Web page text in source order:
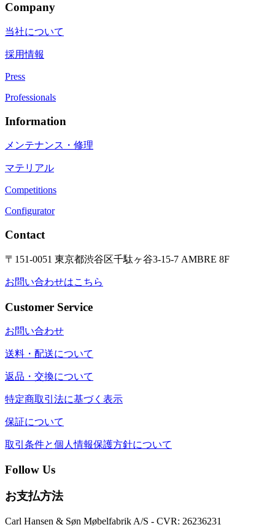
Company
当社について
採用情報
Press
Professionals
Information
メンテナンス・修理
マテリアル
Competitions
Configurator
Contact
〒151-0051 東京都渋谷区千駄ヶ谷3-15-7 AMBRE 8F
お問い合わせはこちら
Customer Service
お問い合わせ
送料・配送について
返品・交換について
特定商取引法に基づく表示
保証について
取引条件と個人情報保護方針について
Follow Us
お支払方法
Carl Hansen & Søn Møbelfabrik A/S - CVR: 26236231